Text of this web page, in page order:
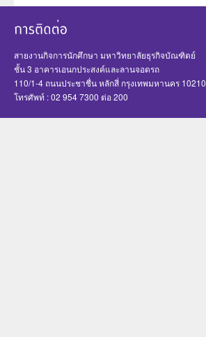
สายงานกิจการนักศึกษา มหาวิทยาลัยธุรกิจบัณฑิตย์
ชั้น 3 อาคารเอนกประสงค์และลานจอดรถ
110/1-4 ถนนประชาชื่น หลักสี่ กรุงเทพมหานคร 10210
โทรศัพท์ : 02 954 7300 ต่อ 200